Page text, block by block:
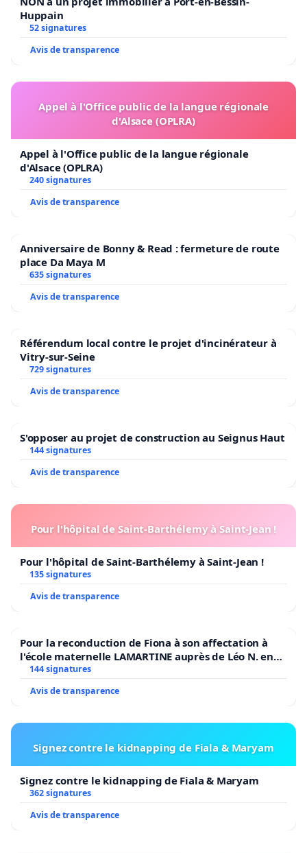
Huppain
52 signatures
Avis de transparence
Appel à l'Office public de la langue régionale
d'Alsace (OPLRA)
Appel à l'Office public de la langue régionale
d'Alsace (OPLRA)
240 signatures
Avis de transparence
Anniversaire de Bonny & Read : fermeture de route
place Da Maya M
635 signatures
Avis de transparence
Référendum local contre le projet d'incinérateur à
Vitry-sur-Seine
729 signatures
Avis de transparence
S'opposer au projet de construction au Seignus Haut
144 signatures
Avis de transparence
Pour l'hôpital de Saint-Barthélemy à Saint-Jean !
Pour l'hôpital de Saint-Barthélemy à Saint-Jean !
135 signatures
Avis de transparence
Pour la reconduction de Fiona à son affectation à
l'école maternelle LAMARTINE auprès de Léo N. en
2026/2027
144 signatures
Avis de transparence
Signez contre le kidnapping de Fiala & Maryam
Signez contre le kidnapping de Fiala & Maryam
362 signatures
Avis de transparence